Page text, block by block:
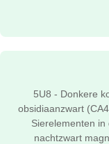
5U8 - Donkere
obsidiaanzwart
Sierelementen
nachtzwart